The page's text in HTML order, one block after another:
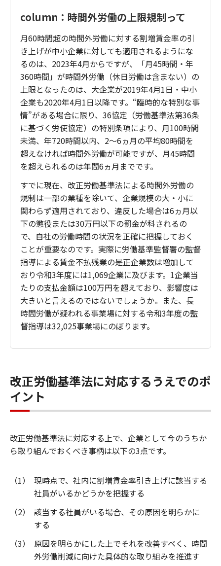
column：時間外労働の上限規制って
月60時間超の時間外労働に対する割増賃金率の引
き上げが中小企業に対しても適用されるようにな
るのは、2023年4月からですが、「月45時間・年
360時間」が時間外労働（休日労働は含まない）の
上限となったのは、大企業が2019年4月1日・中小
企業も2020年4月1日以降です。“臨時的な特別な事
情”がある場合に限り、36協定（労働基準法第36条
に基づく労使協定）の特別条項により、月100時間
未満、年720時間以内、2〜6ヵ月の平均80時間を
超えなければ時間外労働が可能ですが、月45時間
を超えられるのは年間6ヵ月までです。
すでに現在、改正労働基準法による時間外労働の
規制は一部の業種を除いて、企業規模の大・小に
関わらず適用されており、違反した場合は6ヵ月以
下の懲役または30万円以下の罰金が科されるの
で、自社の労働時間の状況を正確に把握しておく
ことが重要なのです。実際に労働基準監督署の監督
指導による賃金不払残業の是正企業数は増加して
おり令和3年度には1,069企業に及びます。1企業当
たりの支払金額は100万円を超えており、影響度は
大きいと言えるのではないでしょうか。また、長
時間労働が疑われる事業場に対する令和3年度の監
督指導は32,025事業場にのぼります。
改正労働基準法に対応するうえでのポ
イント
改正労働基準法に対応する上で、企業として今のうちか
ら取り組んでおくべき事柄は以下の3点です。
（1）
現時点で、社内に割増賃金率引き上げに該当する
社員がいるかどうかを把握する
（2）
該当する社員がいる場合、その原因を明らかに
する
（3）
原因を明らかにした上でそれを改善すべく、時間
外労働削減に向けた具体的な取り組みを推進す